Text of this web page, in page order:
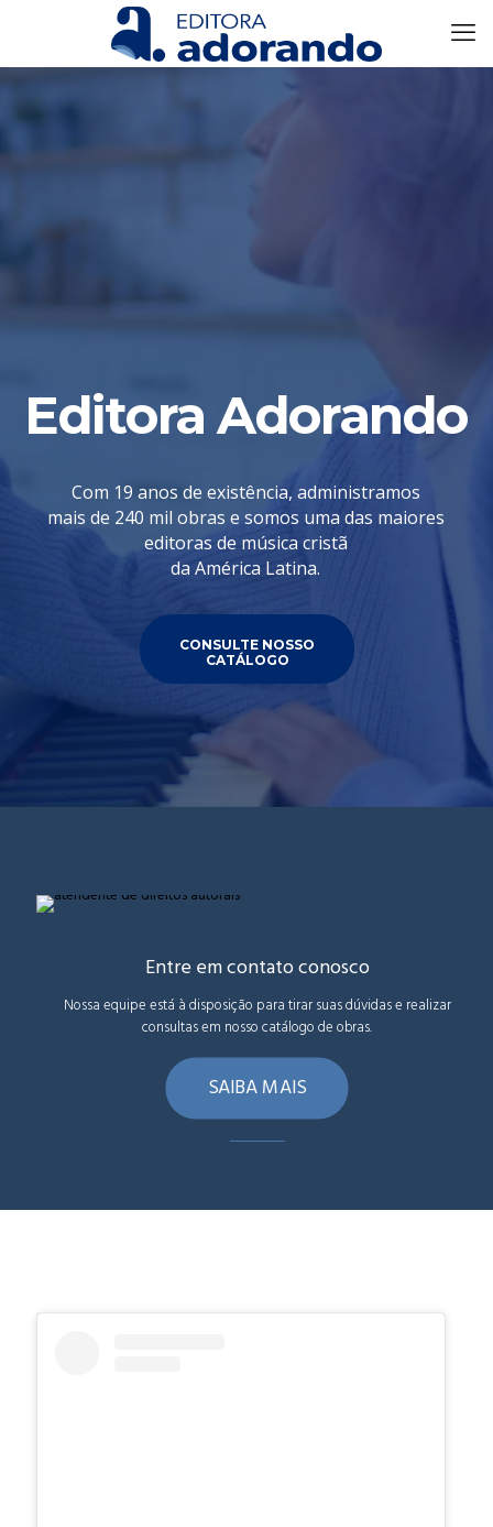
Editora Adorando
Com 19 anos de existência, administramos
mais de 240 mil obras e somos uma das maiores
editoras de música cristã
da América Latina.
CONSULTE NOSSO
CATÁLOGO
Entre em contato conosco
Nossa equipe está à disposição para tirar suas dúvidas e realizar
consultas em nosso catálogo de obras.
SAIBA MAIS